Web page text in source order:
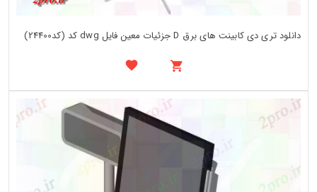
دانلود تری دی کابینت های برق D جزئیات معین فایل dwg کد (کد24400)